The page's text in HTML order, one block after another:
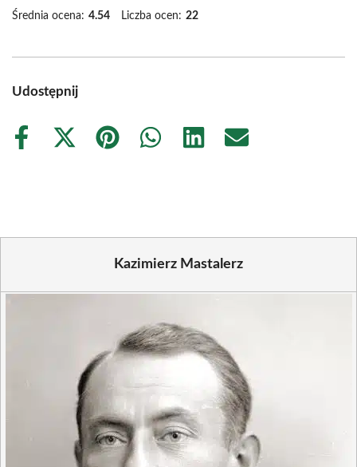
Średnia ocena: 4.54 Liczba ocen: 22
Udostępnij
Share
Share
Share
Share
Share
Share
Kazimierz Mastalerz